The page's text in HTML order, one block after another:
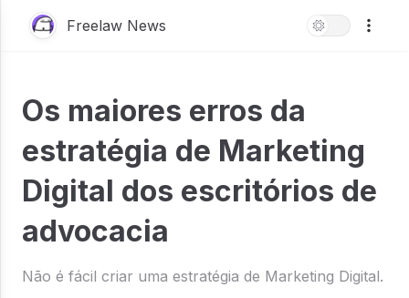
Freelaw News
Os maiores erros da
estratégia de Marketing
Digital dos escritórios de
advocacia
Não é fácil criar uma estratégia de Marketing Digital.